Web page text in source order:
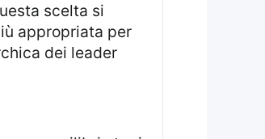
appropriata per
dei leader